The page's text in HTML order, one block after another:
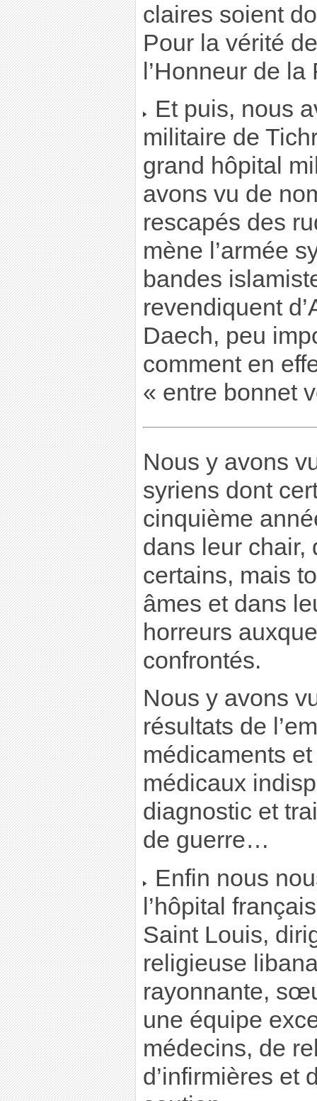
claires soient
Pour la vérité
l’Honneur de la
Et puis, nous
militaire de
grand hôpital
avons vu de
rescapés des
mène l’armée
bandes
revendiquent
Daech, peu
comment en
« entre bonnet
Nous y avons
syriens dont
cinquième
dans leur chair,
certains, mais
âmes et dans
horreurs
confrontés.
Nous y avons
résultats de
médicaments
médicaux
diagnostic et
de guerre…
Enfin nous
l’hôpital
Saint Louis,
religieuse
rayonnante,
une équipe
médecins, de
d’infirmières et